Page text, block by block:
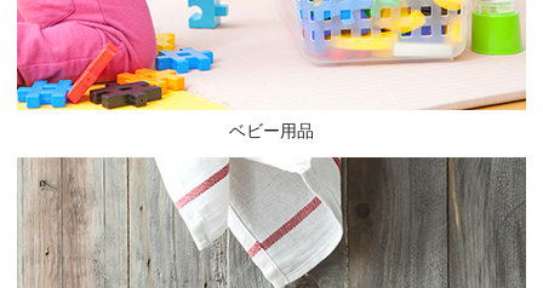
ベビー用品